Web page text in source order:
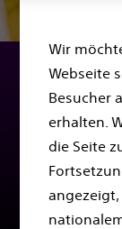
Wir
Webseite
Besucher
erhalten.
die Seite
nach